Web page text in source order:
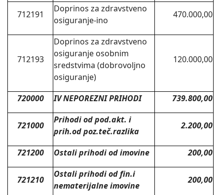
712191
Doprinos za zdravstveno
osiguranje-ino
470.000,00
712193
Doprinos za zdravstveno
osiguranje osobnim
sredstvima (dobrovoljno
osiguranje)
120.000,00
720000 IV NEPOREZNI PRIHODI 739.800,00
721000
Prihodi od pod.akt. i
prih.od poz.teč.razlika
2.200,00
721200 Ostali prihodi od imovine 200,00
721210
Ostali prihodi od fin.i
nematerijalne imovine
200,00